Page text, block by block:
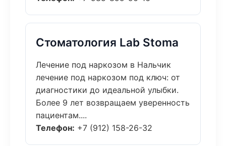
Стоматология Lab Stoma
Лечение под наркозом в Нальчик
лечение под наркозом под ключ: от
диагностики до идеальной улыбки.
Более 9 лет возвращаем уверенность
пациентам....
Телефон: +7 (912) 158-26-32